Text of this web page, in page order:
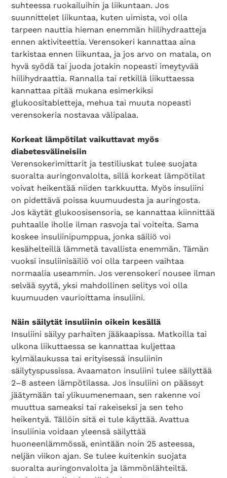
suhteessa ruokailuihin ja liikuntaan. Jos
suunnittelet liikuntaa, kuten uimista, voi olla
tarpeen nauttia hieman enemmän hiilihydraatteja
ennen aktiviteettia. Verensokeri kannattaa aina
tarkistaa ennen liikuntaa, ja jos arvo on matala, on
hyvä syödä tai juoda jotakin nopeasti imeytyvää
hiilihydraattia. Rannalla tai retkillä liikuttaessa
kannattaa pitää mukana esimerkiksi
glukoositabletteja, mehua tai muuta nopeasti
verensokeria nostavaa välipalaa.
Korkeat lämpötilat vaikuttavat myös
diabetesvälineisiin
Verensokerimittarit ja testiliuskat tulee suojata
suoralta auringonvalolta, sillä korkeat lämpötilat
voivat heikentää niiden tarkkuutta. Myös insuliini
on pidettävä poissa kuumuudesta ja auringosta.
Jos käytät glukoosisensoria, se kannattaa kiinnittää
puhtaalle iholle ilman rasvoja tai voiteita. Sama
koskee insuliinipumppua, jonka säiliö voi
kesähelteillä lämmetä tavallista enemmän. Tämän
vuoksi insuliinisäiliö voi olla tarpeen vaihtaa
normaalia useammin. Jos verensokeri nousee ilman
selvää syytä, yksi mahdollinen selitys voi olla
kuumuuden vaurioittama insuliini.
Näin säilytät insuliinin oikein kesällä
Insuliini säilyy parhaiten jääkaapissa. Matkoilla tai
ulkona liikuttaessa se kannattaa kuljettaa
kylmälaukussa tai erityisessä insuliinin
säilytyspussissa. Avaamaton insuliini tulee säilyttää
2–8 asteen lämpötilassa. Jos insuliini on päässyt
jäätymään tai ylikuumenemaan, sen rakenne voi
muuttua sameaksi tai rakeiseksi ja sen teho
heikentyä. Tällöin sitä ei tule käyttää. Avattua
insuliinia voidaan yleensä säilyttää
huoneenlämmössä, enintään noin 25 asteessa,
neljän viikon ajan. Se tulee kuitenkin suojata
suoralta auringonvalolta ja lämmönlähteiltä.